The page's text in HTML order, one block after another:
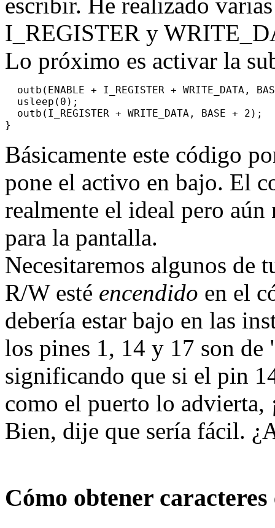
I_REGISTER y
Lo próximo es activar la
outb(ENABLE + I_REGISTER + WRITE_DATA,
  usleep(0);
  outb(I_REGISTER + WRITE_DATA, BASE + 2);
Básicamente este código
pone el activo en bajo. El
realmente el ideal pero
para la pantalla.
Necesitaremos algunos de
R/W esté encendido en el
debería estar bajo en las
los pines 1, 14 y 17 son
significando que si el pin
como el puerto lo advierta,
Bien, dije que sería fácil.
Cómo obtener